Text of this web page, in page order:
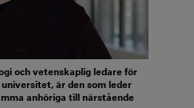
och vetenskaplig ledare för
är den som leder
anhöriga till närstående